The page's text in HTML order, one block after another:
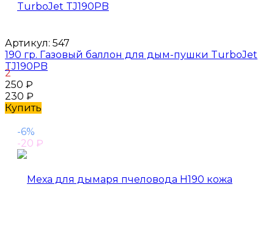
Артикул: 547
190 гр. Газовый баллон для дым-пушки TurboJet
TJ190PB
2
250 ₽
230 ₽
Купить
-6%
-20 ₽